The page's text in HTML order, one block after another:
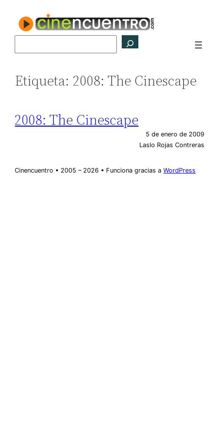
contenido
Etiqueta: 2008: The Cinescape
2008: The Cinescape
5 de enero de 2009
Laslo Rojas Contreras
Cinencuentro • 2005 – 2026 • Funciona gracias aWordPress